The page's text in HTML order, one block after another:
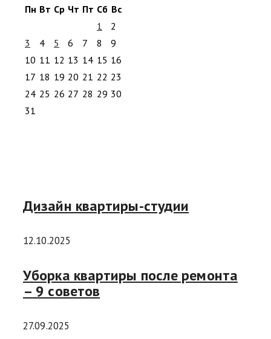
Пн Вт Ср Чт Пт Сб Вс
1
2
3
4 5 6 7 8
9
10 11 12 13 14 15 16
17 18 19 20 21 22 23
24 25 26 27 28 29 30
31
Дизайн квартиры-студии
12.10.2025
Уборка квартиры после ремонта
– 9 советов
27.09.2025